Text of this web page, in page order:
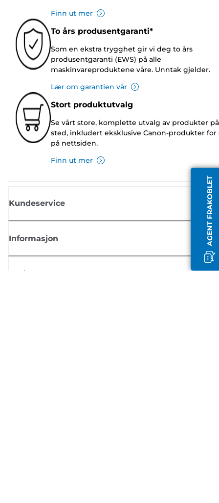
AGENT FRAKOBLET
Finn ut mer
To års produsentgaranti*
Som en ekstra trygghet gir vi deg to års
produsentgaranti (EWS) på alle
maskinvareproduktene våre. Unntak gjelder.
Lær om garantien vår
Stort produktutvalg
Se vårt store, komplette utvalg av produkter
sted, inkludert eksklusive Canon-produkter for
på nettsiden.
Finn ut mer
Kundeservice
Informasjon
Butikk